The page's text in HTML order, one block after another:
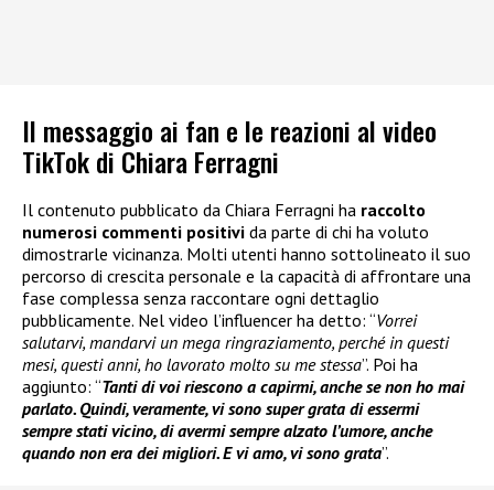
Il messaggio ai fan e le reazioni al video
TikTok di Chiara Ferragni
Il contenuto pubblicato da Chiara Ferragni ha raccolto
numerosi commenti positivi da parte di chi ha voluto
dimostrarle vicinanza. Molti utenti hanno sottolineato il suo
percorso di crescita personale e la capacità di affrontare una
fase complessa senza raccontare ogni dettaglio
pubblicamente. Nel video l’influencer ha detto: “Vorrei
salutarvi, mandarvi un mega ringraziamento, perché in questi
mesi, questi anni, ho lavorato molto su me stessa”. Poi ha
aggiunto: “Tanti di voi riescono a capirmi, anche se non ho mai
parlato. Quindi, veramente, vi sono super grata di essermi
sempre stati vicino, di avermi sempre alzato l’umore, anche
quando non era dei migliori. E vi amo, vi sono grata”.